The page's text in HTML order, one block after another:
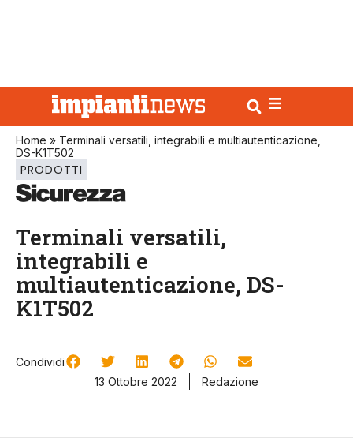
Home » Terminali versatili, integrabili e multiautenticazione,
DS-K1T502
PRODOTTI
Terminali versatili,
integrabili e
multiautenticazione, DS-
K1T502
Condividi
13 Ottobre 2022
Redazione